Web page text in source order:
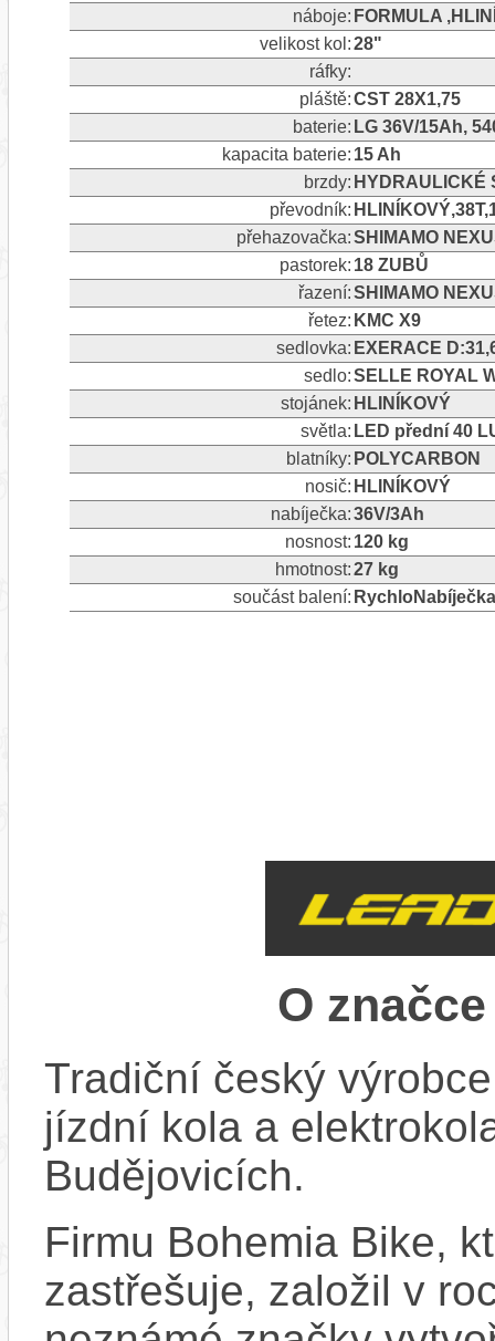
náboje: FORMULA
velikost kol:28"
ráfky:
pláště:CST 28X1,75
baterie: LG 36V/15Ah,
kapacita baterie: 15 Ah
brzdy: HYDRAULICKÉ
převodník:
přehazovačka:SHIMAMO
pastorek: 18 ZUBŮ
řazení:SHIMAMO
řetez: KMC X9
sedlovka: EXERACE
sedlo:SELLE ROYAL
stojánek: HLINÍKOVÝ
světla: LED přední 40
blatníky: POLYCARBON
nosič: HLINÍKOVÝ
nabíječka:36V/3Ah
nosnost: 120 kg
hmotnost:27 kg
součást balení:
O
Tradiční český
jízdní kola a
Budějovicích.
Firmu Bohemia Bike,
zastřešuje, založil v